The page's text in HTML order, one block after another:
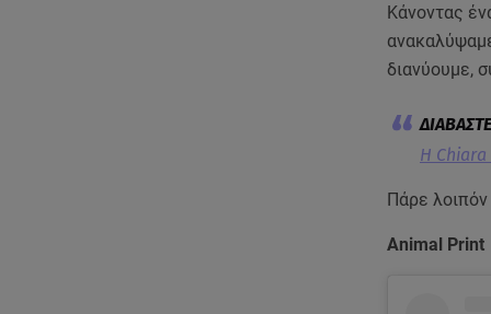
Κάνοντας
διανύουμε,
Η Chiara
Πάρε
Animal Print